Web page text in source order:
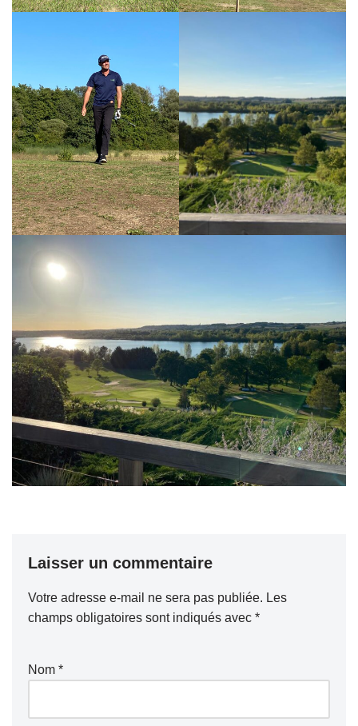
Laisser un commentaire
Votre adresse e-mail ne sera pas publiée. Les
champs obligatoires sont indiqués avec *
Nom *